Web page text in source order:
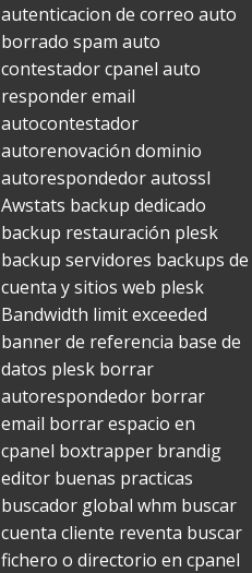
autenticacion de correo auto
borrado spam auto
contestador cpanel auto
responder email
autocontestador
autorenovación dominio
autorespondedorautossl
Awstats backup dedicado
backup restauración plesk
backup servidores backups de
cuenta y sitios web plesk
Bandwidth limit exceeded
banner de referencia base de
datos plesk borrar
autorespondedor borrar
email borrar espacio en
cpanel boxtrapper brandig
editor buenas practicas
buscador global whm buscar
cuenta cliente reventa buscar
fichero o directorio en cpanel